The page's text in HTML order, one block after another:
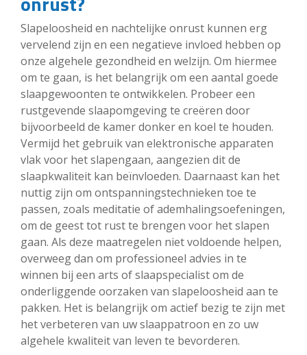
Slapeloosheid en nachtelijke onrust kunnen erg
vervelend zijn en een negatieve invloed hebben op
onze algehele gezondheid en welzijn. Om hiermee
om te gaan, is het belangrijk om een aantal goede
slaapgewoonten te ontwikkelen. Probeer een
rustgevende slaapomgeving te creëren door
bijvoorbeeld de kamer donker en koel te houden.
Vermijd het gebruik van elektronische apparaten
vlak voor het slapengaan, aangezien dit de
slaapkwaliteit kan beïnvloeden. Daarnaast kan het
nuttig zijn om ontspanningstechnieken toe te
passen, zoals meditatie of ademhalingsoefeningen,
om de geest tot rust te brengen voor het slapen
gaan. Als deze maatregelen niet voldoende helpen,
overweeg dan om professioneel advies in te
winnen bij een arts of slaapspecialist om de
onderliggende oorzaken van slapeloosheid aan te
pakken. Het is belangrijk om actief bezig te zijn met
het verbeteren van uw slaappatroon en zo uw
algehele kwaliteit van leven te bevorderen.